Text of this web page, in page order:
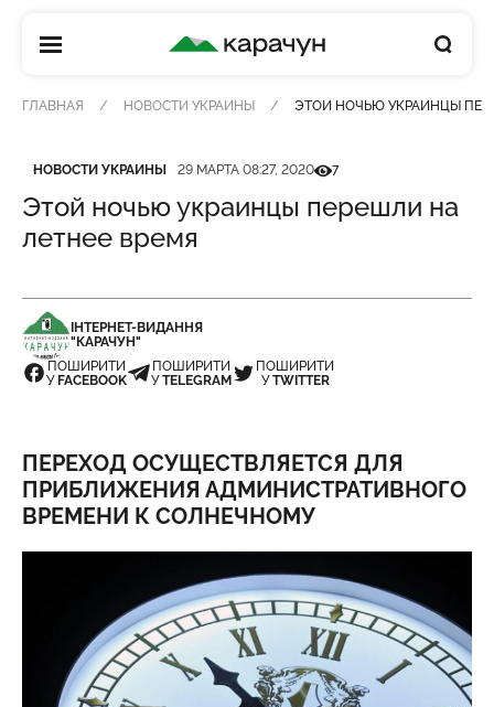
КАРАЧУН
ГЛАВНАЯ НОВОСТИ УКРАИНЫ ЭТОЙ НОЧЬЮ УКРАИНЦЫ
Категория
НОВОСТИ УКРАИНЫ
Дата публикации 29 МАРТА 08:27, 2020Кількість переглядів
7
Этой ночью украинцы перешли на
летнее время
ІНТЕРНЕТ-ВИДАННЯ
"КАРАЧУН"
ПОШИРИТИ
У FACEBOOK
ПОШИРИТИ
УTELEGRAM
ПОШИРИТИ
УTWITTER
ПЕРЕХОД ОСУЩЕСТВЛЯЕТСЯ ДЛЯ
ПРИБЛИЖЕНИЯ АДМИНИСТРАТИВНОГО
ВРЕМЕНИ К СОЛНЕЧНОМУ